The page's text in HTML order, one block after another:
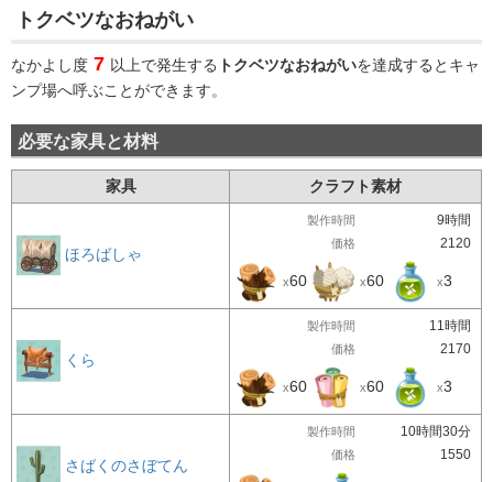
トクベツなおねがい
なかよし度 7 以上で発生する トクベツなおねがいを達成するとキャ
ンプ場へ呼ぶことができます。
必要な家具と材料
家具 クラフト素材
ほろばしゃ
製作時間 9時間
価格 2120
x60 x60 x3
くら
製作時間 11時間
価格 2170
x60 x60 x3
さばくのさぼてん
製作時間 10時間30分
価格 1550